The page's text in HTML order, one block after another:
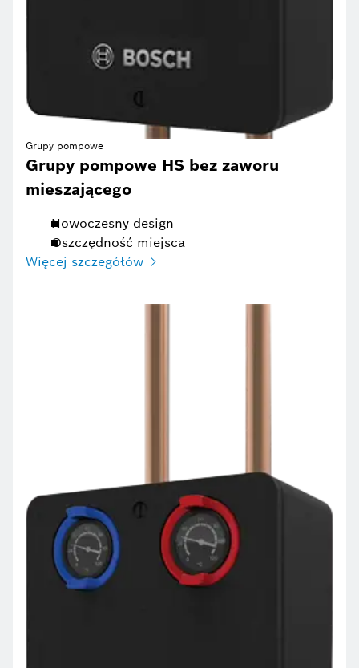
Grupy pompowe
Grupy pompowe HS bez zaworu
mieszającego
Nowoczesny design
Oszczędność miejsca
Więcej szczegółów